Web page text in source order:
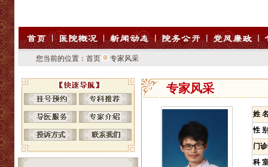
您当前的位置： 首页 专家风采
专家风采
姓
性
门
科